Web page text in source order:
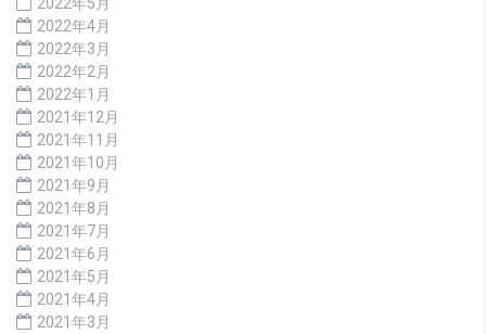
2022年4月
2022年3月
2022年2月
2022年1月
2021年12月
2021年11月
2021年10月
2021年9月
2021年8月
2021年7月
2021年6月
2021年5月
2021年4月
2021年3月